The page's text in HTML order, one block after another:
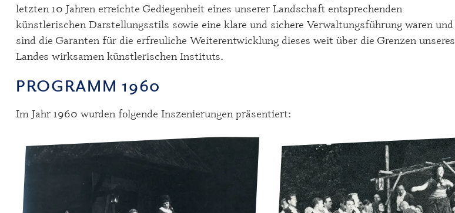
letzten 10 Jahren erreichte Gediegenheit eines unserer Landschaft entsprechenden
künstlerischen Darstellungsstils sowie eine klare und sichere Verwaltungsführung waren und
sind die Garanten für die erfreuliche Weiterentwicklung dieses weit über die Grenzen unseres
Landes wirksamen künstlerischen Instituts.
PROGRAMM 1960
Im Jahr 1960 wurden folgende Inszenierungen präsentiert: